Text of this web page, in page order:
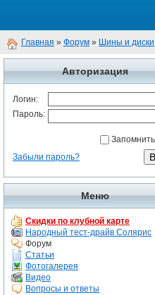
Главная » Форум » Шины и диски
Авторизация
Логин:
Пароль:
Забыли пароль?
Меню
Скидки по клубной карте
Народный тест-драйв Солярис
Форум
Статьи
Фотогалерея
Видео
Вопросы и ответы